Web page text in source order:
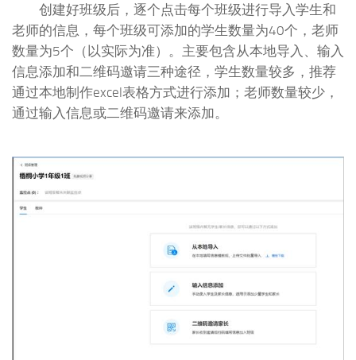
创建好班级后，逐个点击每个班级进行导入学生和
老师的信息，每个班级可添加的学生数量为40个，老师
数量为5个（以实际为准）。主要包含从本地导入、输入
信息添加和二维码邀请三种途径，学生数量较多，推荐
通过本地制作excel表格方式进行添加；老师数量较少，
通过输入信息或二维码邀请来添加。